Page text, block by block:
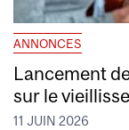
ANNONCES
Lancement
sur le
11 JUIN 2026